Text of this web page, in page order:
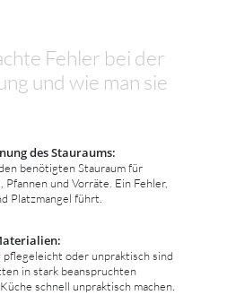
Fehler bei der
und wie man sie
des Stauraums:
benötigten Stauraum für
Pfannen und Vorräte. Ein Fehler,
Platzmangel führt.
oder unpraktisch sind
in stark beanspruchten
schnell unpraktisch machen.